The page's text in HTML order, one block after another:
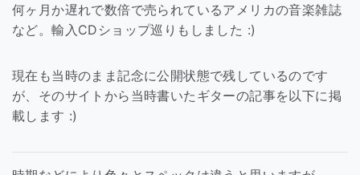
何ヶ月か遅れで数倍で売られているアメリカの音楽雑誌
など。輸入CDショップ巡りもしました :)
現在も当時のまま記念に公開状態で残しているのです
が、そのサイトから当時書いたギターの記事を以下に掲
載します :)